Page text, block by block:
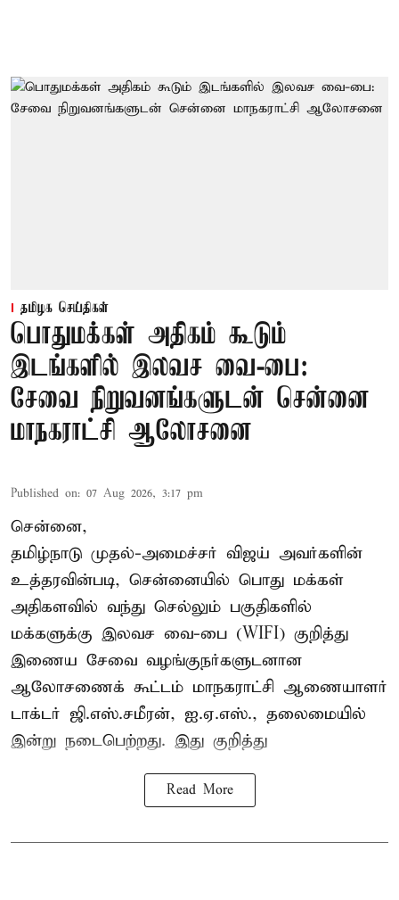
தமிழக செய்திகள்
பொதுமக்கள் அதிகம் கூடும்
இடங்களில் இலவச வை-பை:
சேவை நிறுவனங்களுடன் சென்னை
மாநகராட்சி ஆலோசனை
Published on: 07 Aug 2026, 3:17 pm
சென்னை,
தமிழ்நாடு முதல்-அமைச்சர் விஜய் அவர்களின்
உத்தரவின்படி, சென்னையில் பொது மக்கள்
அதிகளவில் வந்து செல்லும் பகுதிகளில்
மக்களுக்கு இலவச வை-பை (WIFI) குறித்து
இணைய சேவை வழங்குநர்களுடனான
ஆலோசணைக் கூட்டம் மாநகராட்சி ஆணையாளர்
டாக்டர் ஜி.எஸ்.சமீரன், ஐ.ஏ.எஸ்., தலைமையில்
இன்று நடைபெற்றது. இது குறித்து
Read More